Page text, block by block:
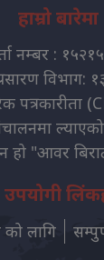
हाम्रो बारेमा
नम्बर :
विभाग:
हो "आवर
उपयोगी
को लागि